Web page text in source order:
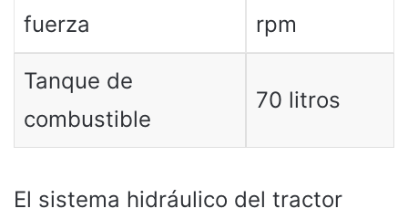
fuerza
rpm
Tanque de
combustible
70 litros
El sistema hidráulico del tractor